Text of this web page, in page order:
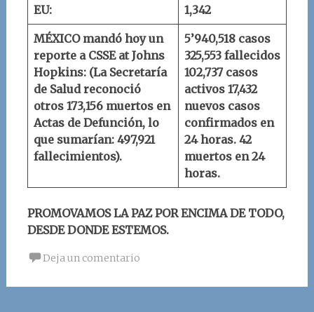
EU: 1,342
MÉXICO mandó hoy un
reporte a CSSE at Johns
Hopkins: (La Secretaría
de Salud reconoció
otros 173,156 muertos en
Actas de Defunción, lo
que sumarían: 497,921
fallecimientos).
5’940,518 casos
325,553 fallecidos
102,737 casos
activos 17,432
nuevos casos
confirmados en
24 horas. 42
muertos en 24
horas.
PROMOVAMOS LA PAZ POR ENCIMA DE TODO,
DESDE DONDE ESTEMOS.
Deja un comentario